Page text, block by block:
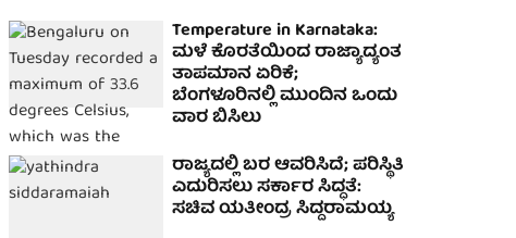
Temperature in Karnataka:
ಮಳೆ ಕೊರತೆಯಿಂದ ರಾಜ್ಯಾದ್ಯಂತ
ತಾಪಮಾನ ಏರಿಕೆ;
ಬೆಂಗಳೂರಿನಲ್ಲಿ ಮುಂದಿನ ಒಂದು
ವಾರ ಬಿಸಿಲು
ರಾಜ್ಯದಲ್ಲಿ ಬರ ಆವರಿಸಿದೆ; ಪರಿಸ್ಥಿತಿ
ಎದುರಿಸಲು ಸರ್ಕಾರ ಸಿದ್ಧತೆ:
ಸಚಿವ ಯತೀಂದ್ರ ಸಿದ್ದರಾಮಯ್ಯ